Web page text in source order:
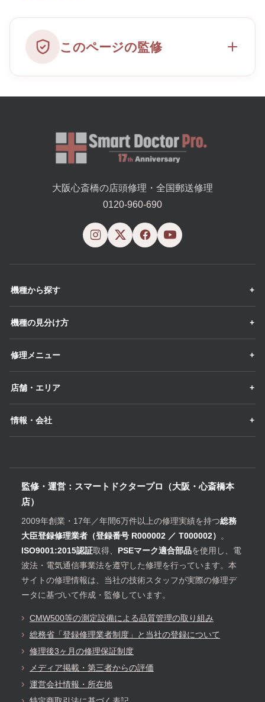
このページの監修
大阪心斎橋の店頭修理・全国郵送修理
0120-960-690
機種から探す
機種の見分け方
修理メニュー
店舗・エリア
情報・会社
監修・運営：スマートドクタープロ（大阪・心斎橋本
店）
2009年創業・17年／年間6万件以上の修理実績を持つ総務
大臣登録修理業者（登録番号 R000002 ／ T000002）
。
ISO9001:2015認証取得、 PSEマーク適合部品を使用し、電
波法・電気通信事業法を遵守した修理を行っています。本
サイトの修理情報は、当社の技術スタッフが実際の修理デ
ータに基づいて作成・監修しています。
CMW500等の測定設備による品質管理の取り組み
総務省「登録修理業者制度」と当社の登録について
修理後3ヶ月の修理保証制度
メディア掲載・第三者からの評価
運営会社情報・所在地